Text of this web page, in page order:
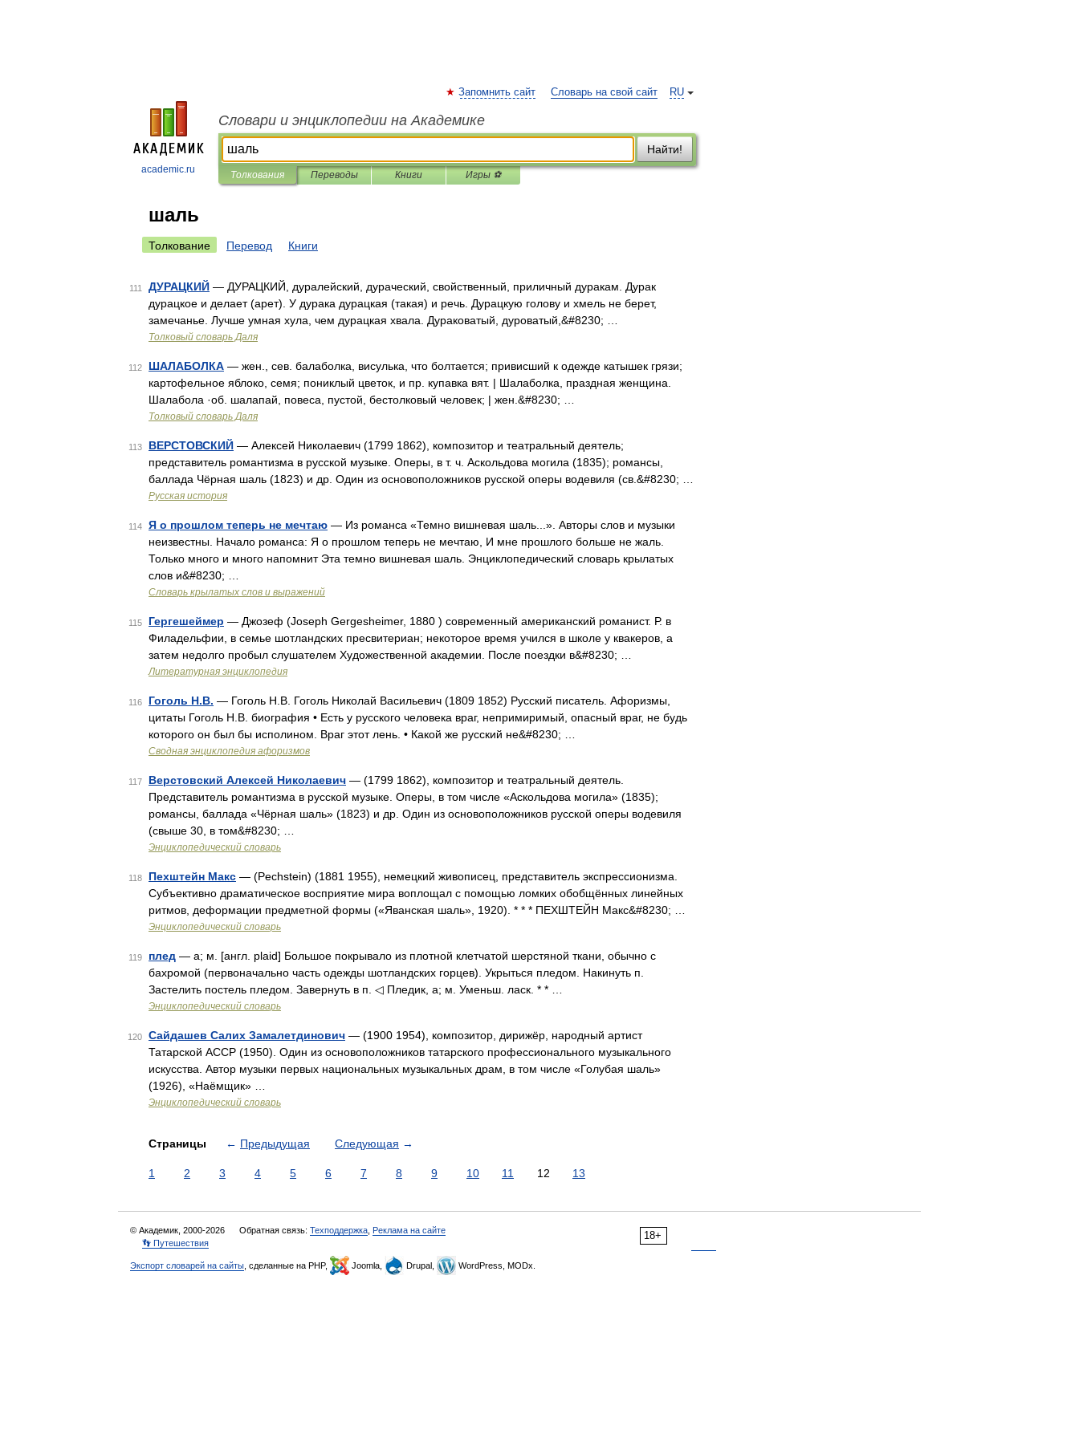
academic.ru
RU
Запомнить сайт Словарь на свой сайт
Словари и энциклопедии на Академике
Найти!
Толкования Переводы Книги Игры ⚽
шаль
Толкование Перевод Книги
111 ДУРАЦКИЙ — ДУРАЦКИЙ, дуралейский, дураческий, свойственный, приличный дуракам. Дурак
дурацкое и делает (арет). У дурака дурацкая (такая) и речь. Дурацкую голову и хмель не берет,
замечанье. Лучше умная хула, чем дурацкая хвала. Дураковатый, дуроватый,&#8230; …
Толковый словарь Даля
112 ШАЛАБОЛКА — жен., сев. балаболка, висулька, что болтается; привисший к одежде катышек грязи;
картофельное яблоко, семя; пониклый цветок, и пр. купавка вят. | Шалаболка, праздная женщина.
Шалабола ·об. шалапай, повеса, пустой, бестолковый человек; | жен.&#8230; …
Толковый словарь Даля
113 ВЕРСТОВСКИЙ — Алексей Николаевич (1799 1862), композитор и театральный деятель;
представитель романтизма в русской музыке. Оперы, в т. ч. Аскольдова могила (1835); романсы,
баллада Чёрная шаль (1823) и др. Один из основоположников русской оперы водевиля (св.&#8230; …
Русская история
114 Я о прошлом теперь не мечтаю — Из романса «Темно вишневая шаль...». Авторы слов и музыки
неизвестны. Начало романса: Я о прошлом теперь не мечтаю, И мне прошлого больше не жаль.
Только много и много напомнит Эта темно вишневая шаль. Энциклопедический словарь крылатых
слов и&#8230; …
Словарь крылатых слов и выражений
115 Гергешеймер — Джозеф (Joseph Gergesheimer, 1880 ) современный американский романист. Р. в
Филадельфии, в семье шотландских пресвитериан; некоторое время учился в школе у квакеров, а
затем недолго пробыл слушателем Художественной академии. После поездки в&#8230; …
Литературная энциклопедия
116 Гоголь Н.В. — Гоголь Н.В. Гоголь Николай Васильевич (1809 1852) Русский писатель. Афоризмы,
цитаты Гоголь Н.В. биография • Есть у русского человека враг, непримиримый, опасный враг, не будь
которого он был бы исполином. Враг этот лень. • Какой же русский не&#8230; …
Сводная энциклопедия афоризмов
117 Верстовский Алексей Николаевич — (1799 1862), композитор и театральный деятель.
Представитель романтизма в русской музыке. Оперы, в том числе «Аскольдова могила» (1835);
романсы, баллада «Чёрная шаль» (1823) и др. Один из основоположников русской оперы водевиля
(свыше 30, в том&#8230; …
Энциклопедический словарь
118 Пехштейн Макс — (Pechstein) (1881 1955), немецкий живописец, представитель экспрессионизма.
Субъективно драматическое восприятие мира воплощал с помощью ломких обобщённых линейных
ритмов, деформации предметной формы («Яванская шаль», 1920). * * * ПЕХШТЕЙН Макс&#8230; …
Энциклопедический словарь
119 плед — а; м. [англ. plaid] Большое покрывало из плотной клетчатой шерстяной ткани, обычно с
бахромой (первоначально часть одежды шотландских горцев). Укрыться пледом. Накинуть п.
Застелить постель пледом. Завернуть в п. ◁ Пледик, а; м. Уменьш. ласк. * * …
Энциклопедический словарь
120 Сайдашев Салих Замалетдинович — (1900 1954), композитор, дирижёр, народный артист
Татарской АССР (1950). Один из основоположников татарского профессионального музыкального
искусства. Автор музыки первых национальных музыкальных драм, в том числе «Голубая шаль»
(1926), «Наёмщик» …
Энциклопедический словарь
Страницы ← Предыдущая Следующая →
1 2 3 4 5 6 7 8 9 10 11 12 13
18+
© Академик, 2000-2026 Обратная связь: Техподдержка Реклама на сайте
👣 Путешествия
Экспорт словарей на сайты , сделанные на PHP, Joomla, Drupal, WordPress, MODx.